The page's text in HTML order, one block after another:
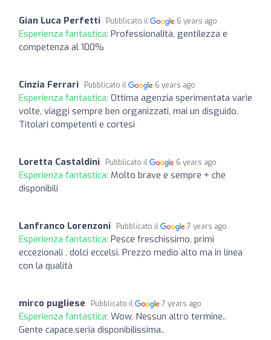
Gian Luca Perfetti Pubblicato il 6 years ago
Esperienza fantastica: Professionalità, gentilezza e
competenza al 100%
Cinzia Ferrari Pubblicato il 6 years ago
Esperienza fantastica: Ottima agenzia sperimentata varie
volte, viaggi sempre ben organizzati, mai un disguido.
Titolari competenti e cortesi
Loretta Castaldini Pubblicato il 6 years ago
Esperienza fantastica: Molto brave e sempre + che
disponibili
Lanfranco Lorenzoni Pubblicato il 7 years ago
Esperienza fantastica: Pesce freschissimo, primi
eccezionali , dolci eccelsi. Prezzo medio alto ma in linea
con la qualità
mirco pugliese Pubblicato il 7 years ago
Esperienza fantastica: Wow. Nessun altro termine..
Gente capace.seria disponibilissima..